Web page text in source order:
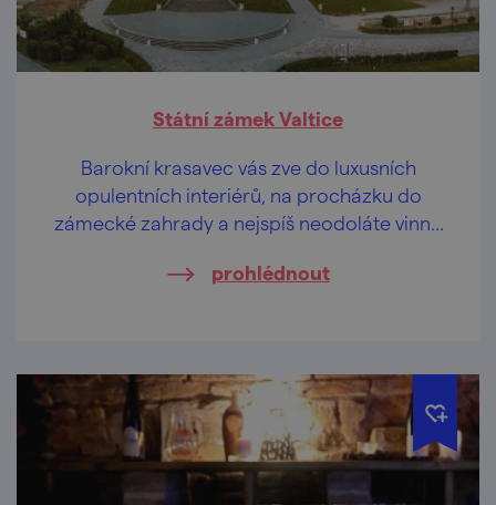
Státní zámek Valtice
Barokní krasavec vás zve do luxusních
opulentních interiérů, na procházku do
zámecké zahrady a nejspíš neodoláte vinné
prohlédnout